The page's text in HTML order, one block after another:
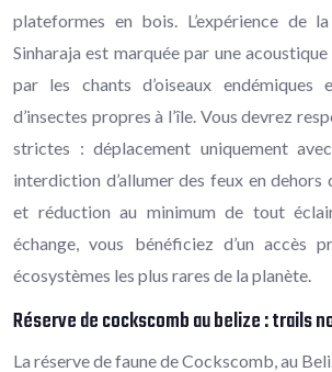
plateformes en bois. L’expérience de
Sinharaja est marquée par une
par les chants d’oiseaux endémiques
d’insectes propres à l’île. Vous devrez
strictes : déplacement uniquement
interdiction d’allumer des feux en dehors
et réduction au minimum de tout
échange, vous bénéficiez d’un accès
écosystèmes les plus rares de la planète.
Réserve de cockscomb au belize : trails
La réserve de faune de Cockscomb, au